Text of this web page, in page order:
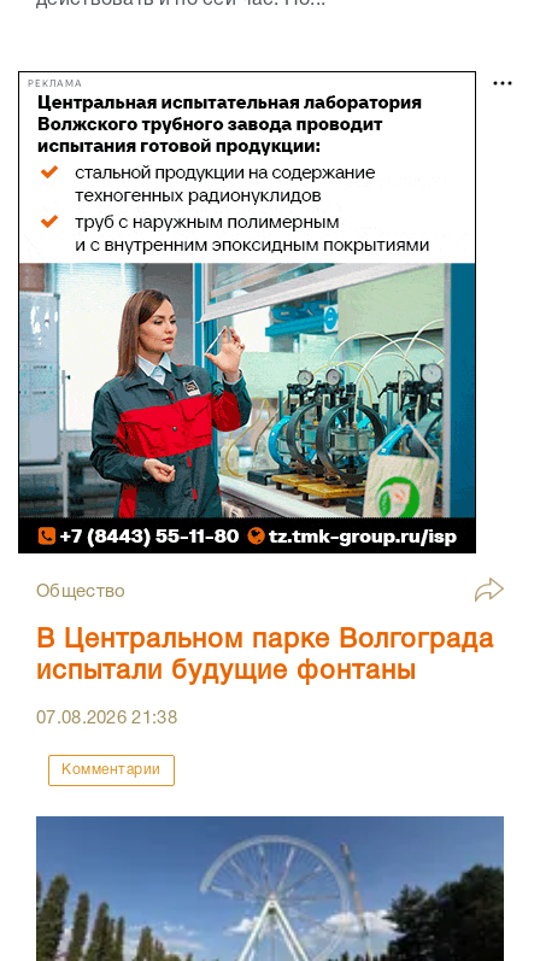
РЕКЛАМА
Общество
В Центральном парке Волгограда
испытали будущие фонтаны
07.08.202621:38
Комментарии